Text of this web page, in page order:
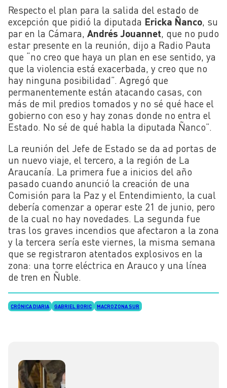
Respecto el plan para la salida del estado de
excepción que pidió la diputada Ericka Ñanco, su
par en la Cámara, Andrés Jouannet, que no pudo
estar presente en la reunión, dijo a Radio Pauta
que “no creo que haya un plan en ese sentido, ya
que la violencia está exacerbada, y creo que no
hay ninguna posibilidad”. Agregó que
permanentemente están atacando casas, con
más de mil predios tomados y no sé qué hace el
gobierno con eso y hay zonas donde no entra el
Estado. No sé de qué habla la diputada Ñanco”.
La reunión del Jefe de Estado se da ad portas de
un nuevo viaje, el tercero, a la región de La
Araucanía. La primera fue a inicios del año
pasado cuando anunció la creación de una
Comisión para la Paz y el Entendimiento, la cual
debería comenzar a operar este 21 de junio, pero
de la cual no hay novedades. La segunda fue
tras los graves incendios que afectaron a la zona
y la tercera sería este viernes, la misma semana
que se registraron atentados explosivos en la
zona: una torre eléctrica en Arauco y una línea
de tren en Ñuble.
CRÓNICA DIARIA GABRIEL BORIC MACROZONA SUR